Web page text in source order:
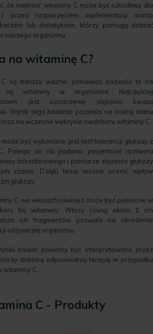
że nadmiar witaminy C może być szkodliwy dla
przed rozpoczęciem suplementacji warto
lub dietetykiem, którzy pomogą dobrać
naszego organizmu.
na witaminę C?
są bardzo ważne, ponieważ pozwala to na
tej witaminy w organizmie. Najczęściej
jest oznaczenie stężenia kwasu
Wynik tego badania pozwala na ocenę stanu
na wczesne wykrycie niedoboru witaminy C.
być wykonane, jest test tolerancji glukozy z
Polega on na podaniu pacjentowi roztworu
askorbinowego i pomiarze stężenia glukozy
czasie. Dzięki temu można ocenić wpływ
glukozy.
C we włosach również może być pomocne w
tej witaminy. Włosy rosną około 1 cm
ich fragmentów pozwala na określenie
odżywczej organizmu.
badań powinny być interpretowane przez
dobiorą odpowiednią terapię w przypadku
witaminy C.
C - Produkty